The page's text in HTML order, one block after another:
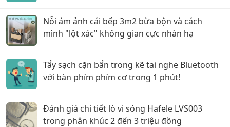
Nỗi ám ảnh cái bếp 3m2 bừa bộn và cách
mình "lột xác" không gian cực nhàn hạ
Tẩy sạch cặn bẩn trong kẽ tai nghe Bluetooth
với bàn phím phím cơ trong 1 phút!
Đánh giá chi tiết lò vi sóng Hafele LVS003
trong phân khúc 2 đến 3 triệu đồng